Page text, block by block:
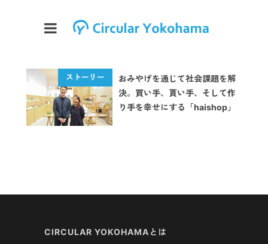
おみやげを通じて社会課題を解
決。買い手、貰い手、そして作
り手を幸せにする「haishop」
CIRCULAR YOKOHAMAとは